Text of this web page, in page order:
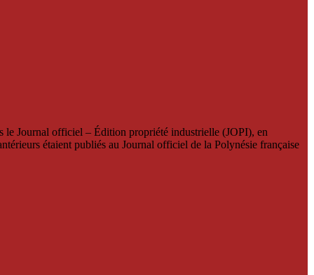
le Journal officiel – Édition propriété industrielle (JOPI), en
étaient publiés au Journal officiel de la Polynésie française